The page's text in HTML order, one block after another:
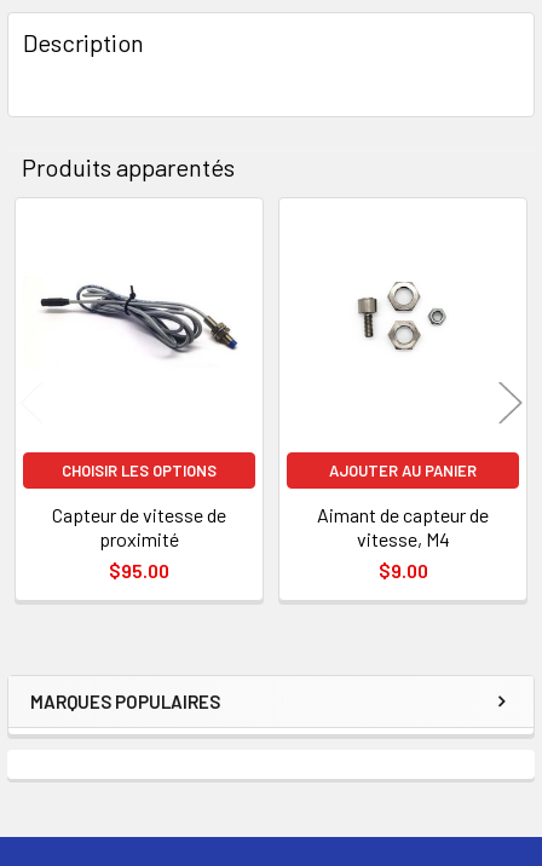
Encadré
MARQUES POPULAIRES
SOUVENT
ACHETÉS
ENSEMBLE
TOUT
AU PANIER
Description
Produits apparentés
apparentés
CHOISIR LES OPTIONS
Capteur de vitesse de
proximité
$95.00
AJOUTER AU PANIER
Aimant de capteur de
vitesse, M4
$9.00